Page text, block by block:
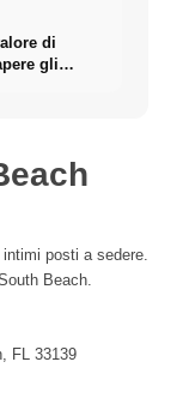
di
gli
posti a sedere.
Beach.
FL 33139